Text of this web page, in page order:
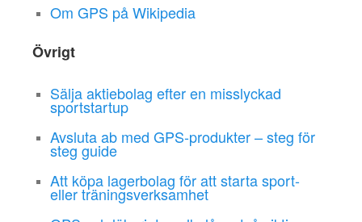
Om GPS på Wikipedia
Övrigt
Sälja aktiebolag efter en misslyckad
sportstartup
Avsluta ab med GPS-produkter – steg för
steg guide
Att köpa lagerbolag för att starta sport-
eller träningsverksamhet